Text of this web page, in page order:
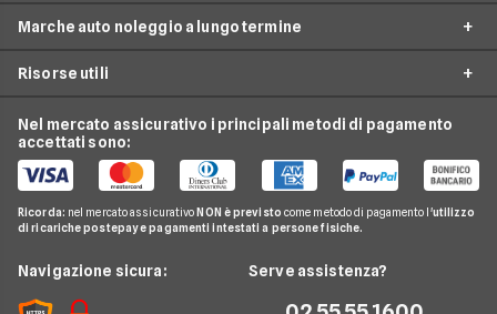
Mutui
Conti e Carte
Telefonia Mobile
Pay TV
Noleggio Lungo Termine
News
Chi siamo
City Car Noleggio lungo termine
Noleggio SUV
Noleggio monovolume
Arval
Leasys
LeasePlan
B-rent
Marche auto noleggio a lungo termine
BMW
Citroen
Fiat
Ford
Mercedes
Nissan
Risorse utili
Guide noleggio auto
News noleggio auto
Glossario noleggio auto
Nel mercato assicurativo i principali metodi di pagamento
accettati sono:
Ricorda: nel mercato assicurativo NON è previsto come metodo di pagamento l'utilizzo
di ricariche postepay e pagamenti intestati a persone fisiche.
Navigazione sicura: Serve assistenza?